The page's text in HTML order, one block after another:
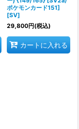
ポケモンカード151]
[SV]
29,800円(税込)
カートに入れる